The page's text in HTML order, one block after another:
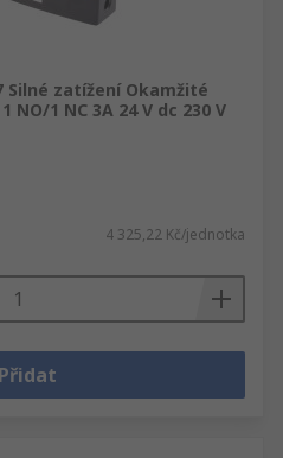
Silné zatížení Okamžité
1 NC 3A 24 V dc 230 V
4 325,22 Kč/jednotka
Přidat